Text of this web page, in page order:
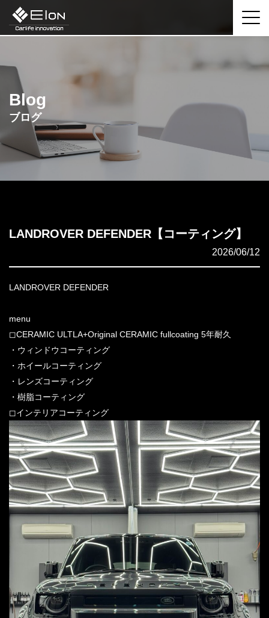
Blog
ブログ
LANDROVER DEFENDER【コーティング】
2026/06/12
LANDROVER DEFENDER
menu
◻︎CERAMIC ULTLA+Original CERAMIC fullcoating 5年耐久
・ウィンドウコーティング
・ホイールコーティング
・レンズコーティング
・樹脂コーティング
◻︎インテリアコーティング